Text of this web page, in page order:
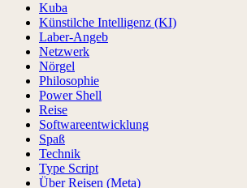
Kuba
Künstilche Intelligenz (KI)
Laber-Angeb
Netzwerk
Nörgel
Philosophie
Power Shell
Reise
Softwareentwicklung
Spaß
Technik
Type Script
Über Reisen (Meta)